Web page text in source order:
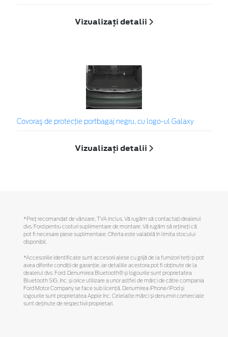
Vizualizați detalii
Covoraş de protecţie portbagaj negru, cu logo-ul Galaxy
Vizualizați detalii
*Preţ recomandat de vânzare, TVA inclus. Vă rugăm să contactaţi dealerul
dvs. Ford pentru costuri suplimentare de montare. Vă rugăm să reţineţi că
pot fi necesare piese suplimentare. Oferta este valabilă în limita stocului
disponibil.
*Accesoriile identificate sunt accesorii alese cu grijă de la furnizori terți și pot
avea diferite condiții de garanție, iar detaliile acestora pot fi obținute de la
dealerul dvs. Ford. Denumirea Bluetooth® și logourile sunt proprietatea
Bluetooth SIG, Inc. și orice utilizare a unor astfel de mărci de către compania
Ford Motor Company se face sub licență. Denumirea iPhone/iPod și
logourile sunt proprietatea Apple Inc. Celelalte mărci și denumiri comerciale
sunt deținute de respectivii proprietari.